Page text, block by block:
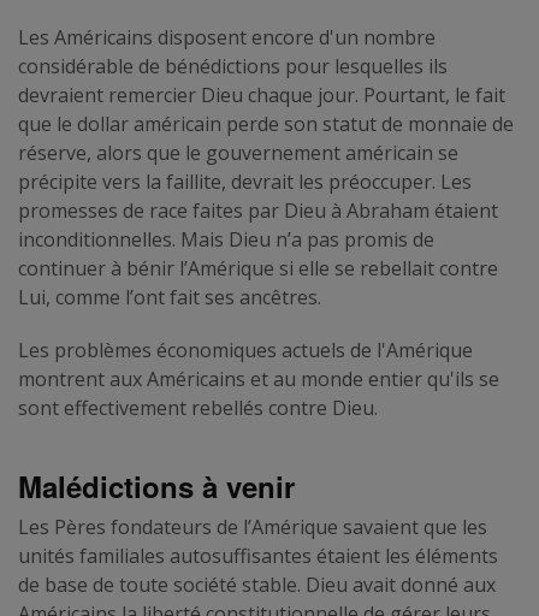
Les Américains disposent encore d'un nombre
considérable de bénédictions pour lesquelles ils
devraient remercier Dieu chaque jour. Pourtant, le fait
que le dollar américain perde son statut de monnaie de
réserve, alors que le gouvernement américain se
précipite vers la faillite, devrait les préoccuper. Les
promesses de race faites par Dieu à Abraham étaient
inconditionnelles. Mais Dieu n’a pas promis de
continuer à bénir l’Amérique si elle se rebellait contre
Lui, comme l’ont fait ses ancêtres.
Les problèmes économiques actuels de l'Amérique
montrent aux Américains et au monde entier qu'ils se
sont effectivement rebellés contre Dieu.
Malédictions à venir
Les Pères fondateurs de l’Amérique savaient que les
unités familiales autosuffisantes étaient les éléments
de base de toute société stable. Dieu avait donné aux